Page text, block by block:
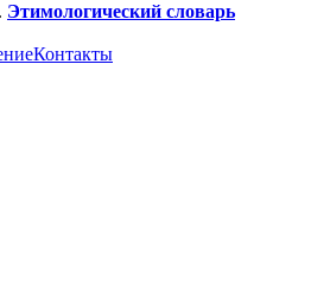
Этимологический словарь
Контакты